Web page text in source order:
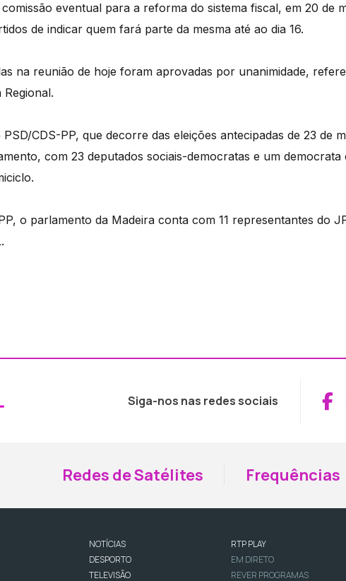
eventual para a reforma do sistema fiscal, em 20 de
de indicar quem fará parte da mesma até ao dia 16.
na reunião de hoje foram aprovadas por unanimidade,
Regional.
CDS-PP, que decorre das eleições antecipadas de 23 de
com 23 deputados sociais-democratas e um
o parlamento da Madeira conta com 11 representantes do
Siga-nos nas redes sociais
Redes de Satélites Frequências
NOTÍCIAS
DESPORTO
TELEVISÃO
RTP PLAY
EM DIRETO
REVER PROGRAMAS